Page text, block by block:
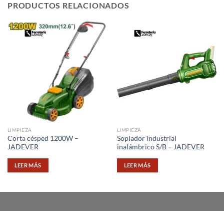
PRODUCTOS RELACIONADOS
LIMPIEZA
Corta césped 1200W –
JADEVER
LEER MÁS
LIMPIEZA
Soplador industrial
inalámbrico S/B – JADEVER
LEER MÁS